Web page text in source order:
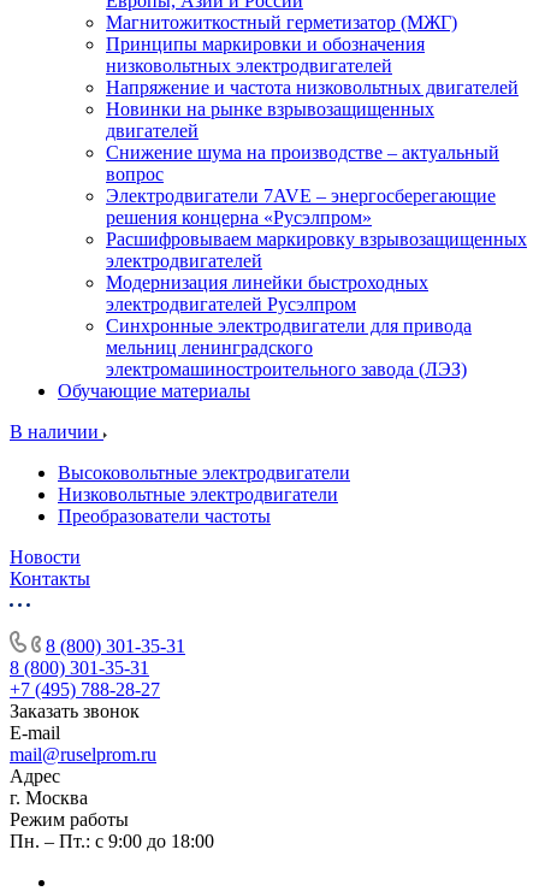
Магнитожиткостный герметизатор (МЖГ)
Принципы маркировки и обозначения
низковольтных электродвигателей
Напряжение и частота низковольтных двигателей
Новинки на рынке взрывозащищенных
двигателей
Снижение шума на производстве – актуальный
вопрос
Электродвигатели 7AVE – энергосберегающие
решения концерна «Русэлпром»
Расшифровываем маркировку взрывозащищенных
электродвигателей
Модернизация линейки быстроходных
электродвигателей Русэлпром
Синхронные электродвигатели для привода
мельниц ленинградского
электромашиностроительного завода (ЛЭЗ)
Обучающие материалы
В наличии
Высоковольтные электродвигатели
Низковольтные электродвигатели
Преобразователи частоты
Новости
Контакты
8 (800) 301-35-31
8 (800) 301-35-31
+7 (495) 788-28-27
Заказать звонок
E-mail
mail@ruselprom.ru
Адрес
г. Москва
Режим работы
Пн. – Пт.: с 9:00 до 18:00